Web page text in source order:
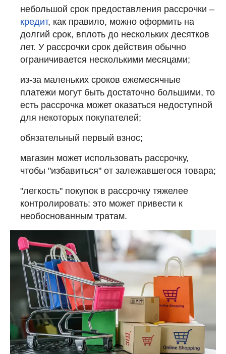
небольшой срок предоставления рассрочки –
кредит, как правило, можно оформить на
долгий срок, вплоть до нескольких десятков
лет. У рассрочки срок действия обычно
ограничивается несколькими месяцами;
из-за маленьких сроков ежемесячные
платежи могут быть достаточно большими, то
есть рассрочка может оказаться недоступной
для некоторых покупателей;
обязательный первый взнос;
магазин может использовать рассрочку,
чтобы "избавиться" от залежавшегося товара;
"легкость" покупок в рассрочку тяжелее
контролировать: это может привести к
необоснованным тратам.